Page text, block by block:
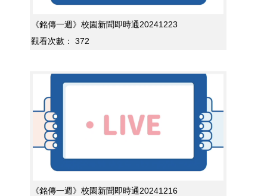
《銘傳一週》校園新聞即時通20241223
觀看次數：
372
《銘傳一週》校園新聞即時通20241216